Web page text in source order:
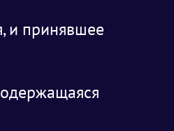
и принявшее